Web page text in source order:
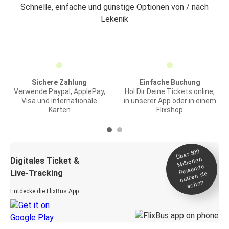
Schnelle, einfache und günstige Optionen von / nach
Lekenik
Sichere Zahlung
Verwende Paypal, ApplePay,
Visa und internationale
Karten
Einfache Buchung
Hol Dir Deine Tickets online,
in unserer App oder in einem
Flixshop
Digitales Ticket &
Live-Tracking
Entdecke die FlixBus App
Über 500
Millionen
Reisende
nutzen sie
schon